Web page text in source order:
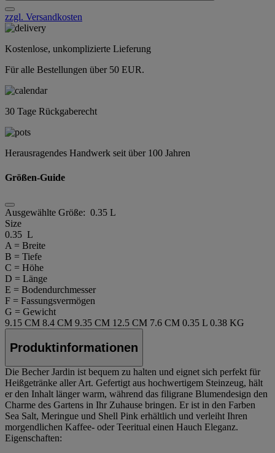
zzgl. Versandkosten
Kostenlose, unkomplizierte Lieferung
Für alle Bestellungen über 50 EUR.
30 Tage Rückgaberecht
Herausragendes Handwerk seit über 100 Jahren
Größen-Guide
Ausgewählte Größe: 0.35 L
Size
0.35 L
A = Breite
B = Tiefe
C = Höhe
D = Länge
E = Bodendurchmesser
F = Fassungsvermögen
G = Gewicht
9.15 CM 8.4 CM 9.35 CM 12.5 CM 7.6 CM 0.35 L 0.38 KG
Produktinformationen
Die Becher Jardin ist bequem zu halten und eignet sich perfekt für
Heißgetränke aller Art. Gefertigt aus hochwertigem Steinzeug, hält
er den Inhalt länger warm, während das filigrane Blumendesign den
Charme des Gartens in Ihr Zuhause bringen. Er ist in den Farben
Sea Salt, Meringue und Shell Pink erhältlich und verleiht Ihren
morgendlichen Kaffee- oder Teeritual einen Hauch Eleganz.
Eigenschaften: